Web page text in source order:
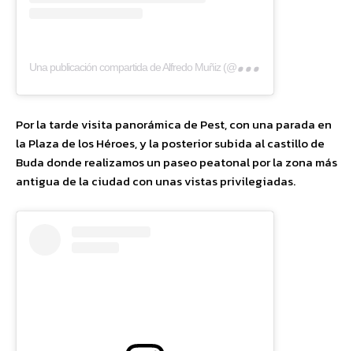
Una
publicación compartida de Alfredo Muñiz (@eltestamentodelgallo)
Por la tarde visita panorámica de Pest, con una parada en
la Plaza de los Héroes, y la posterior subida al castillo de
Buda donde realizamos un paseo peatonal por la zona más
antigua de la ciudad con unas vistas privilegiadas.